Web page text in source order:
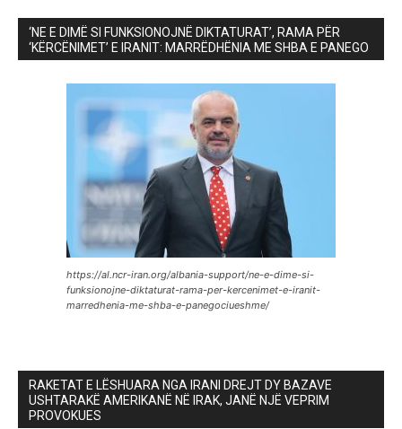
‘NE E DIMË SI FUNKSIONOJNË DIKTATURAT’, RAMA PËR
‘KËRCËNIMET’ E IRANIT: MARRËDHËNIA ME SHBA E PANEGO
https://al.ncr-iran.org/albania-support/ne-e-dime-si-
funksionojne-diktaturat-rama-per-kercenimet-e-iranit-
marredhenia-me-shba-e-panegociueshme/
RAKETAT E LËSHUARA NGA IRANI DREJT DY BAZAVE
USHTARAKË AMERIKANË NË IRAK, JANË NJË VEPRIM
PROVOKUES